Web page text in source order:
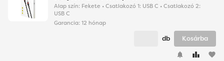
Alap szín: Fekete • Csatlakozó 1: USB C • Csatlakozó 2:
USB C
Garancia: 12 hónap
favorite
db Kosárba